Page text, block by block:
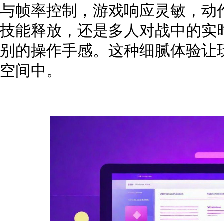
与帧率控制，游戏响应灵敏，
技能释放，还是多人对战中的
别的操作手感。这种细腻体验
空间中。